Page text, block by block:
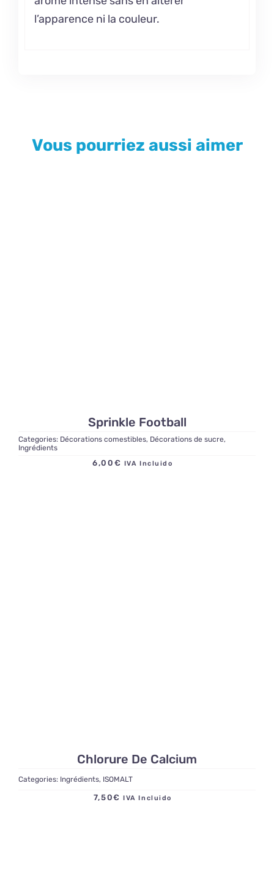
l’apparence ni la couleur.
Vous pourriez aussi aimer
Sprinkle Football
Categories: Décorations comestibles, Décorations de sucre,
Ingrédients
6,00 € IVA Incluido
Chlorure De Calcium
Categories: Ingrédients, ISOMALT
7,50€ IVA Incluido